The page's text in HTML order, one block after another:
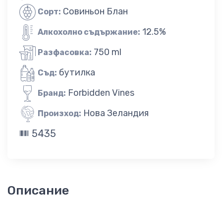
Сорт: Совиньон Блан
Алкохолно съдържание: 12.5%
Разфасовка: 750 ml
Съд: бутилка
Бранд: Forbidden Vines
Произход: Нова Зеландия
5435
Описание